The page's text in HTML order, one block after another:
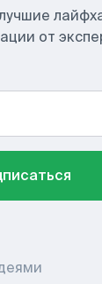
от